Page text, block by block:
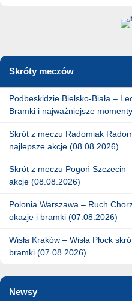
Skróty meczów
Podbeskidzie Bielsko-Biała –
Bramki i najważniejsze
Skrót z meczu Radomiak
najlepsze akcje (08.08.2026)
Skrót z meczu Pogoń Szczecin
akcje (08.08.2026)
Polonia Warszawa – Ruch
okazje i bramki (07.08.2026)
Wisła Kraków – Wisła Płock
bramki (07.08.2026)
Newsy